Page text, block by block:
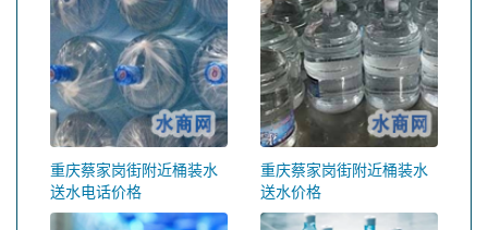
重庆蔡家岗街附近桶装水
送水电话价格
重庆蔡家岗街附近桶装水
送水价格